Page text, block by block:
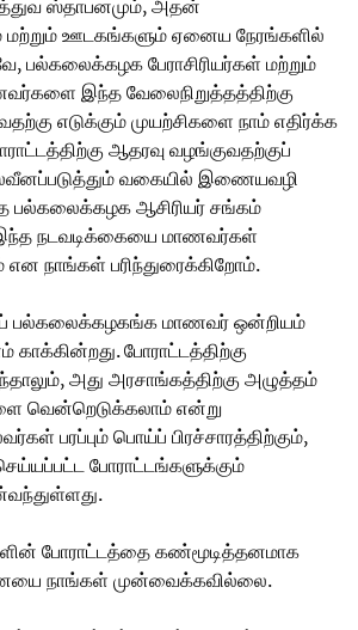
ஸ்தாபனமும், அதன்
ஊடகங்களும் ஏனைய நேரங்களில்
பல்கலைக்கழக பேராசிரியர்கள் மற்றும்
இந்த வேலைநிறுத்தத்திற்கு
எடுக்கும் முயற்சிகளை நாம் எதிர்க்க
ஆதரவு வழங்குவதற்குப்
வகையில் இணையவழி
பல்கலைக்கழக ஆசிரியர் சங்கம்
நடவடிக்கையை மாணவர்கள்
என நாங்கள் பரிந்துரைக்கிறோம்.
பல்கலைக்கழகங்க மாணவர் ஒன்றியம்
போராட்டத்திற்கு
அது அரசாங்கத்திற்கு அழுத்தம்
வென்றெடுக்கலாம் என்று
பரப்பும் பொய்ப் பிரச்சாரத்திற்கும்,
போராட்டங்களுக்கும்
போராட்டத்தை கண்மூடித்தனமாக
நாங்கள் முன்வைக்கவில்லை.